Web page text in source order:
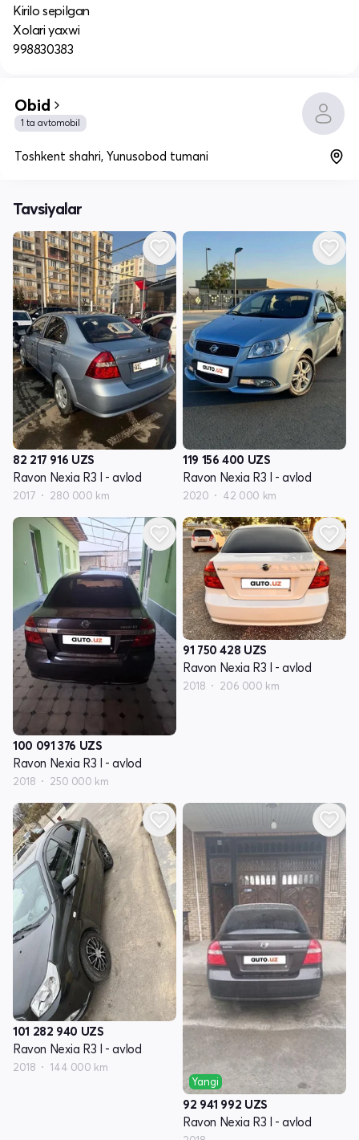
Kirilo sepilgan
Xolari yaxwi
998830383
Obid
1 ta avtomobil
Toshkent shahri, Yunusobod tumani
Tavsiyalar
82 217 916 UZS
Ravon Nexia R3 I - avlod
2017 280 000 km
119 156 400 UZS
Ravon Nexia R3 I - avlod
2020 42 000 km
100 091 376 UZS
Ravon Nexia R3 I - avlod
2018 250 000 km
91 750 428 UZS
Ravon Nexia R3 I - avlod
2018 206 000 km
101 282 940 UZS
Ravon Nexia R3 I - avlod
2018
144 000 km
Yangi
92 941 992 UZS
Ravon Nexia R3 I - avlod